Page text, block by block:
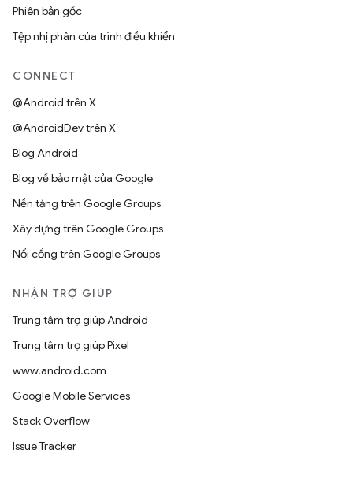
Phiên bản gốc
Tệp nhị phân của trình điều khiển
CONNECT
@Android trên X
@AndroidDev trên X
Blog Android
Blog về bảo mật của Google
Nền tảng trên Google Groups
Xây dựng trên Google Groups
Nối cổng trên Google Groups
NHẬN TRỢ GIÚP
Trung tâm trợ giúp Android
Trung tâm trợ giúp Pixel
www.android.com
Google Mobile Services
Stack Overflow
Issue Tracker